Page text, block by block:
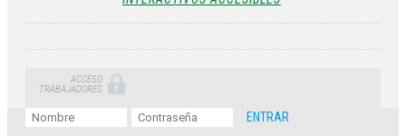
ACCESO
TRABAJADORES